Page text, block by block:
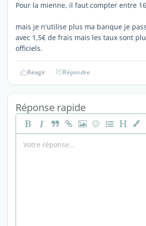
Pour la mienne, il faut compter entre
mais je n'utilise plus ma banque je
avec 1,5€ de frais mais les taux sont
officiels.
Réagir Répondre
Réponse rapide